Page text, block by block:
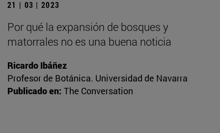
21 | 03 | 2023
Por qué la expansión de bosques y
matorrales no es una buena noticia
Ricardo Ibáñez
Profesor de Botánica. Universidad de Navarra
Publicado en: The Conversation